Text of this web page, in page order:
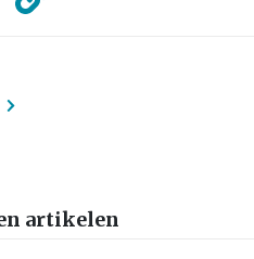
artikelen